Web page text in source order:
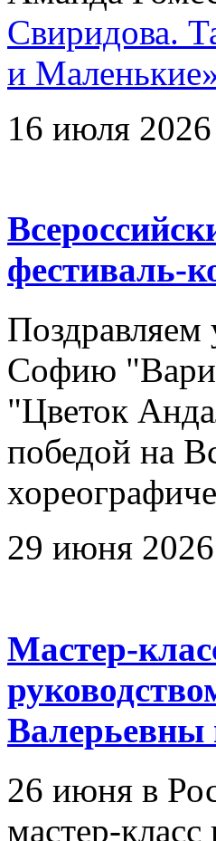
Свиридова.
и
16 июля 2026
фестиваль-
Софию
"Цветок
победой на
29 июня 2026
Мастер-
Валерьевны
26 июня в
мастер-